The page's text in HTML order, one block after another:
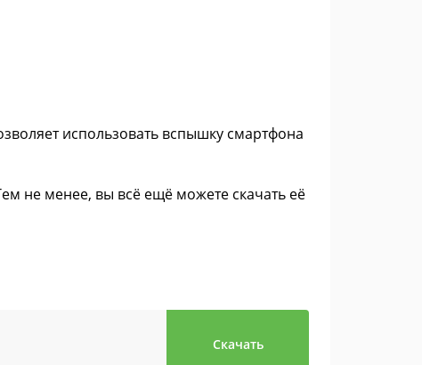
использовать вспышку смартфона
не менее, вы всё ещё можете скачать её
Скачать